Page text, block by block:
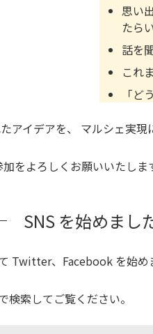
思い
たら
話を
これ
「
アイデアを、 マルシェ実
をよろしくお願いいたしま
SNS を始めまし
Twitter、Facebook を始
索してご覧ください。